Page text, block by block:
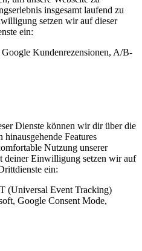
insgesamt laufend zu
setzen wir auf dieser
ein:
Kundenrezensionen, A/B-
Dienste können wir dir über die
Features
Nutzung unserer
deiner Einwilligung setzen wir auf
ein:
(Universal Event Tracking)
Google Consent Mode,